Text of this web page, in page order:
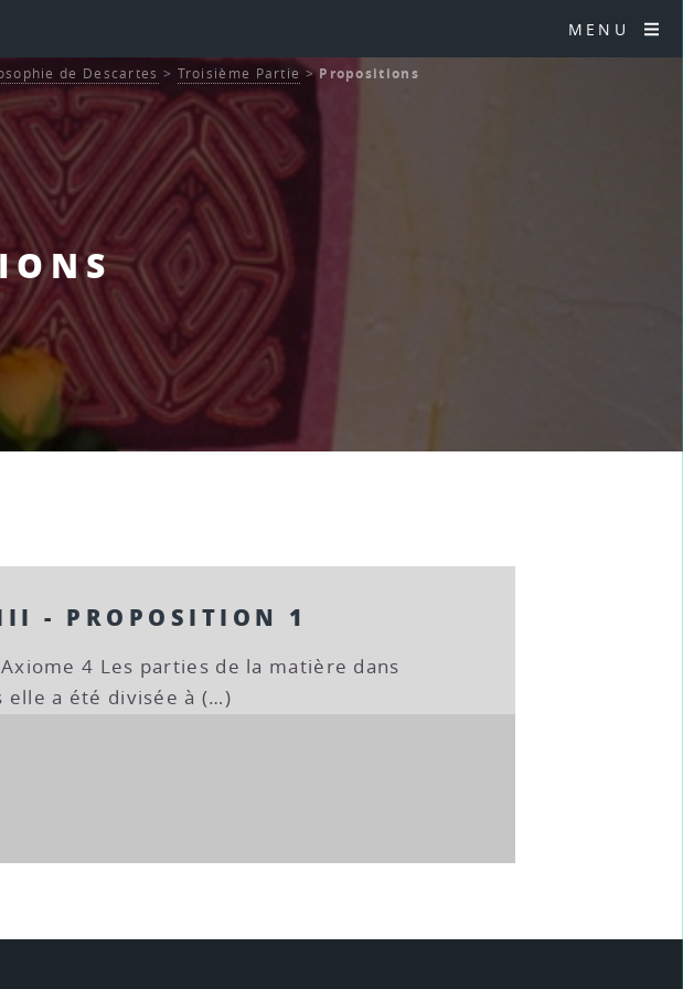
MENU
de Descartes > Troisième Partie >Propositions
- PROPOSITION 1
4 Les parties de la matière dans
elle a été divisée à (…)